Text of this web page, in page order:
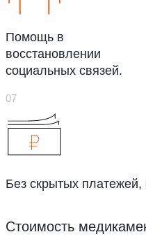
Помощь в
восстановлении
социальных связей.
Без скрытых платежей,
Стоимость